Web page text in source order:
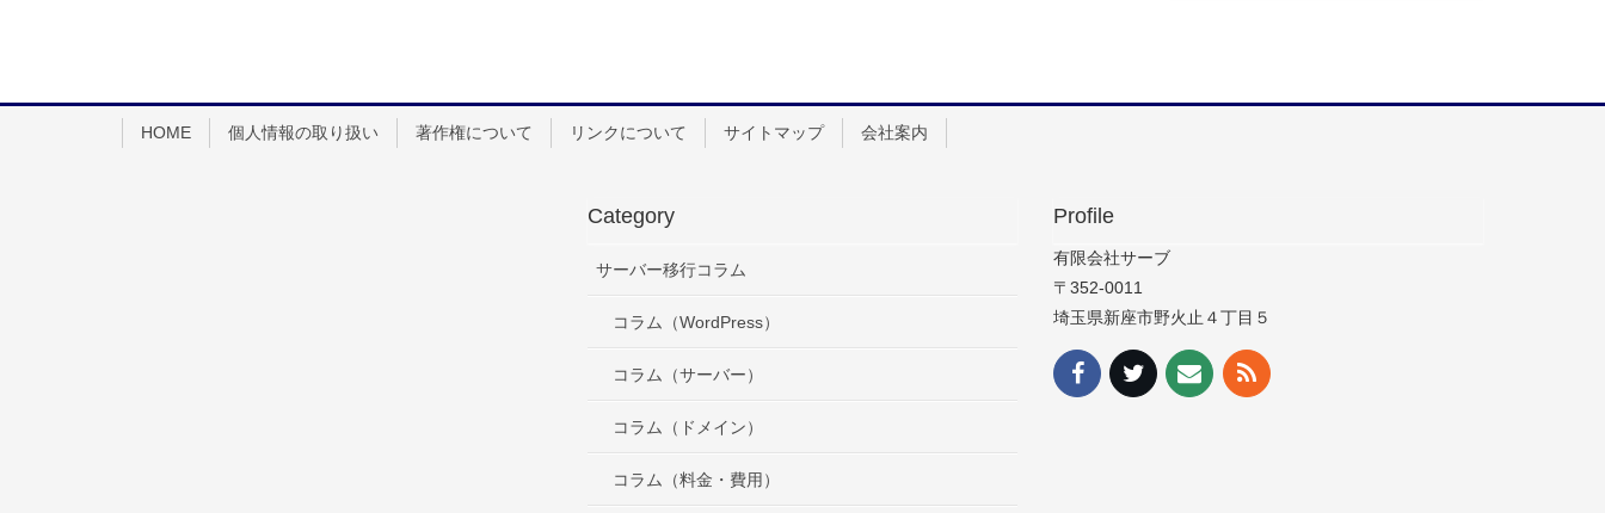
HOME 個人情報の取り扱い 著作権について リンクについて サイトマップ 会社案内
Category
サーバー移行コラム
コラム（WordPress）
コラム（サーバー）
コラム（ドメイン）
コラム（料金・費用）
Profile
有限会社サーブ
〒352-0011
埼玉県新座市野火止４丁目５